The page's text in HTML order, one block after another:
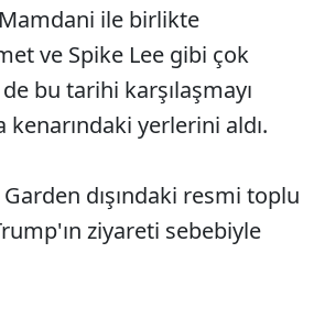
ile birlikte
ve Spike Lee gibi çok
bu tarihi karşılaşmayı
yerlerini aldı.
dışındaki resmi toplu
ziyareti sebebiyle